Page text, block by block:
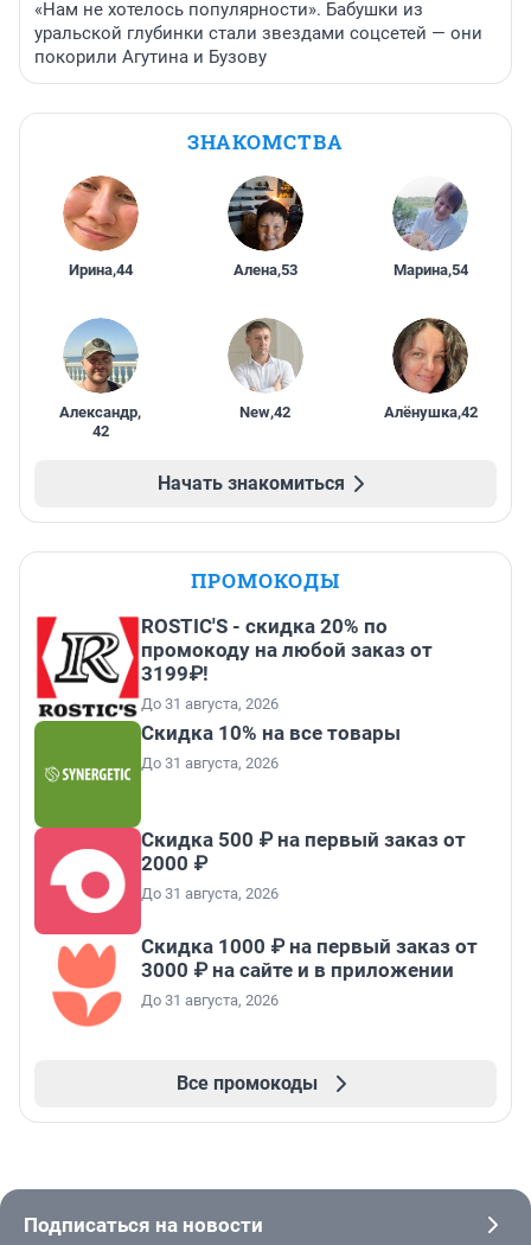
«Нам не хотелось популярности». Бабушки из
уральской глубинки стали звездами соцсетей — они
покорили Агутина и Бузову
ЗНАКОМСТВА
Ирина,44 Алена,53 Марина,54
Александр,
42
New,42 Алёнушка,42
Начать знакомиться
ПРОМОКОДЫ
ROSTIC'S - скидка 20% по
промокоду на любой заказ от
3199₽!
До 31 августа, 2026
Скидка 10% на все товары
До 31 августа, 2026
Скидка 500 ₽ на первый заказ от
2000 ₽
До 31 августа, 2026
Скидка 1000 ₽ на первый заказ от
3000 ₽ на сайте и в приложении
До 31 августа, 2026
Все промокоды
Подписаться на новости